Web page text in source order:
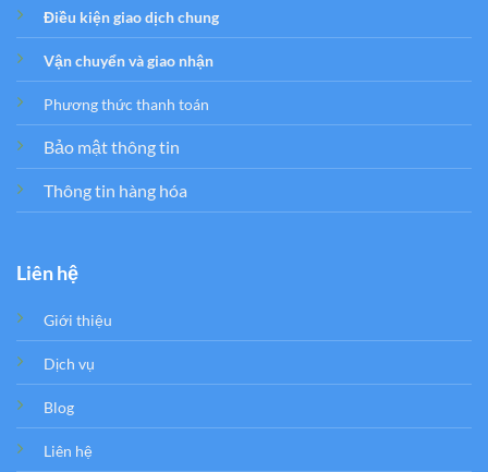
Điều kiện giao dịch chung
Vận chuyển và giao nhận
Phương thức thanh toán
Bảo mật thông tin
Thông tin hàng hóa
Liên hệ
Giới thiệu
Dịch vụ
Blog
Liên hệ